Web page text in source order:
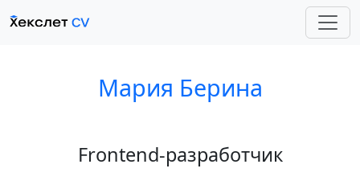
Мария Берина
Frontend-разработчик